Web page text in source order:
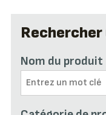
Nom du produit